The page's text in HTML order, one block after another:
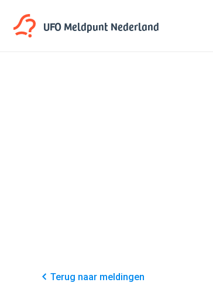
UFO MeldpuntNederland
Terug naar meldingen